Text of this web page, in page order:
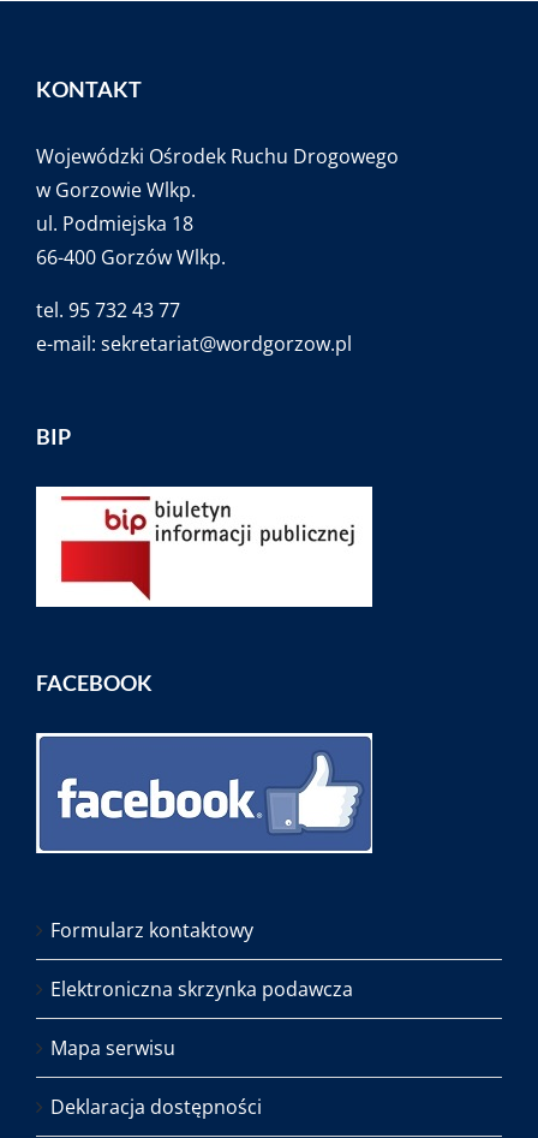
KONTAKT
Wojewódzki Ośrodek Ruchu Drogowego
w Gorzowie Wlkp.
ul. Podmiejska 18
66-400 Gorzów Wlkp.
tel. 95 732 43 77
e-mail: sekretariat@wordgorzow.pl
BIP
FACEBOOK
Formularz kontaktowy
Elektroniczna skrzynka podawcza
Mapa serwisu
Deklaracja dostępności